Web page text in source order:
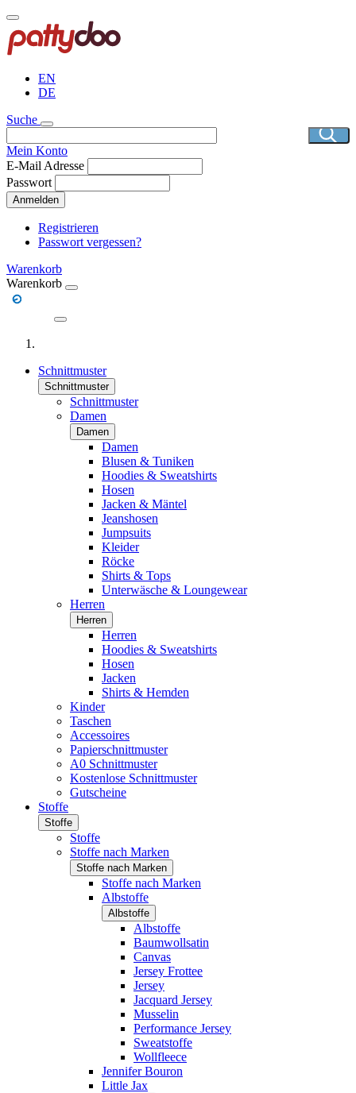
Direkt
zum
Inhalt
EN
DE
Suche
Mein Konto
E-Mail Adresse
Passwort
Anmelden
Registrieren
Passwort vergessen?
Warenkorb
Warenkorb
Schnittmuster
Schnittmuster
Schnittmuster
Damen
Damen
Damen
Blusen & Tuniken
Hoodies & Sweatshirts
Hosen
Jacken & Mäntel
Jeanshosen
Jumpsuits
Kleider
Röcke
Shirts & Tops
Unterwäsche & Loungewear
Herren
Herren
Herren
Hoodies & Sweatshirts
Hosen
Jacken
Shirts & Hemden
Kinder
Taschen
Accessoires
Papierschnittmuster
A0 Schnittmuster
Kostenlose Schnittmuster
Gutscheine
Stoffe
Stoffe
Stoffe
Stoffe nach Marken
Stoffe nach Marken
Stoffe nach Marken
Albstoffe
Albstoffe
Albstoffe
Baumwollsatin
Canvas
Jersey Frottee
Jersey
Jacquard Jersey
Musselin
Performance Jersey
Sweatstoffe
Wollfleece
Jennifer Bouron
Little Jax